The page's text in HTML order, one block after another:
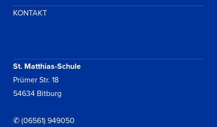
KONTAKT
St. Matthias-Schule
Prümer Str. 18
54634 Bitburg
✆ (06561) 949050